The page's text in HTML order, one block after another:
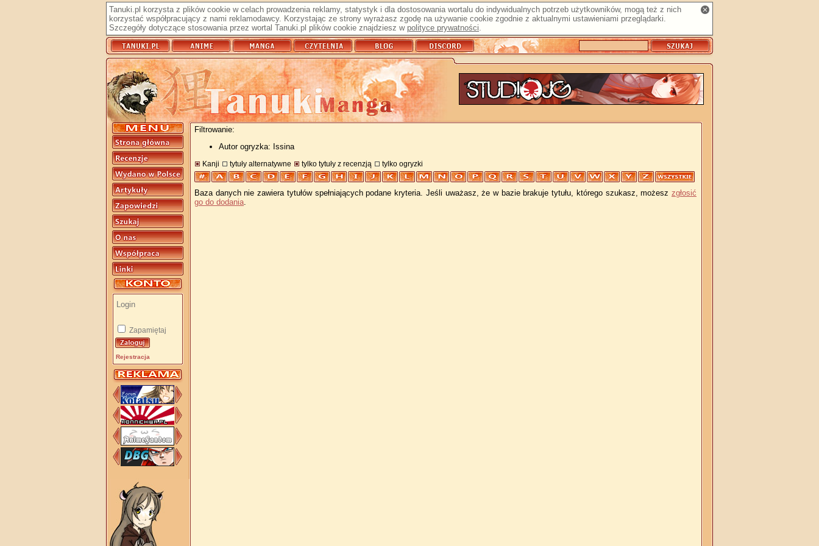
Tanuki.pl korzysta z plików cookie w celach prowadzenia reklamy, statystyk i dla dostosowania wortalu do indywidualnych potrzeb użytkowników, mogą też z nich
korzystać współpracujący z nami reklamodawcy. Korzystając ze strony wyrażasz zgodę na używanie cookie zgodnie z aktualnymi ustawieniami przeglądarki.
Szczegóły dotyczące stosowania przez wortal Tanuki.pl plików cookie znajdziesz w polityce prywatności.
Zapamiętaj
Rejestracja
Filtrowanie:
Autor ogryzka: Issina
Kanji tytuły alternatywne tylko tytuły z recenzją tylko ogryzki
Baza danych nie zawiera tytułów spełniających podane kryteria. Jeśli uważasz, że w bazie brakuje tytułu, którego szukasz, możesz zgłosić
go do dodania.